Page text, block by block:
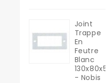
Joint
Trappe
En
Feutre
Blanc
130x80x5
- Nobis